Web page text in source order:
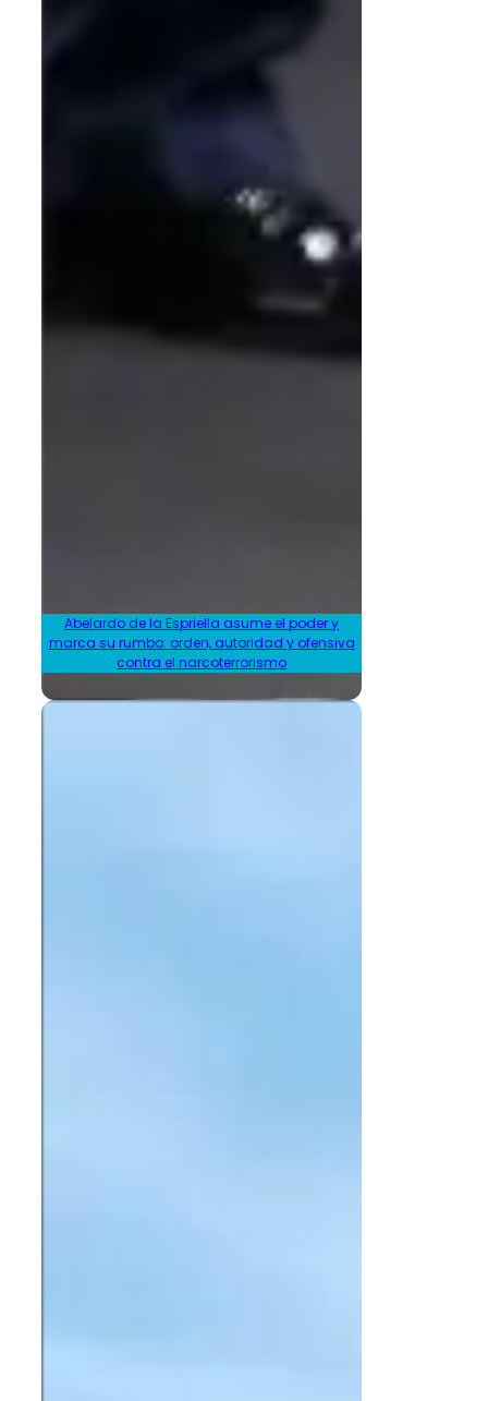
Abelardo de la Espriella asume el poder y
marca su rumbo: orden, autoridad y ofensiva
contra el narcoterrorismo